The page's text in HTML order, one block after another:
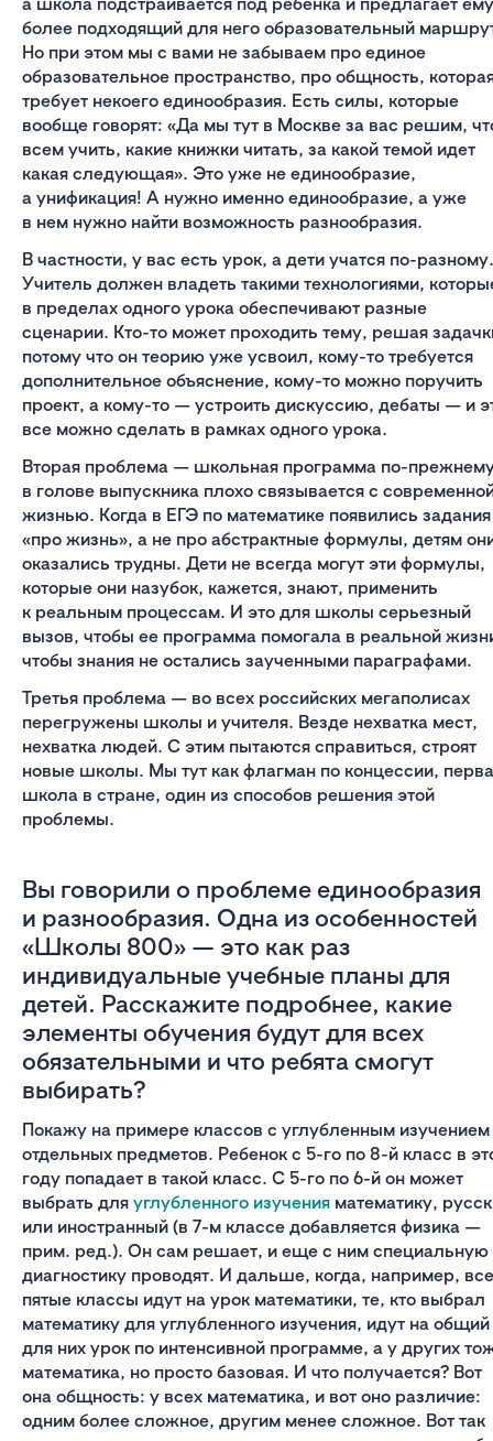
более подходящий для него образовательный
Но при этом мы с вами не забываем про единое
образовательное пространство, про общность,
требует некоего единообразия. Есть силы, которые
вообще говорят: «Да мы тут в Москве за вас решим,
всем учить, какие книжки читать, за какой темой идет
какая следующая». Это уже не единообразие,
а унификация! А нужно именно единообразие, а уже
в нем нужно найти возможность разнообразия.
В частности, у вас есть урок, а дети учатся по-разному.
Учитель должен владеть такими технологиями,
в пределах одного урока обеспечивают разные
сценарии. Кто-то может проходить тему, решая
потому что он теорию уже усвоил, кому-то требуется
дополнительное объяснение, кому-то можно поручить
проект, а кому-то — устроить дискуссию, дебаты — и
все можно сделать в рамках одного урока.
Вторая проблема — школьная программа по-
в голове выпускника плохо связывается с
жизнью. Когда в ЕГЭ по математике появились задания
«про жизнь», а не про абстрактные формулы, детям
оказались трудны. Дети не всегда могут эти формулы,
которые они назубок, кажется, знают, применить
к реальным процессам. И это для школы серьезный
вызов, чтобы ее программа помогала в реальной
чтобы знания не остались заученными параграфами.
Третья проблема — во всех российских мегаполисах
перегружены школы и учителя. Везде нехватка мест,
нехватка людей. С этим пытаются справиться, строят
новые школы. Мы тут как флагман по концессии,
школа в стране, один из способов решения этой
проблемы.
Вы говорили о проблеме единообразия
и разнообразия. Одна из особенностей
«Школы 800» — это как раз
индивидуальные учебные планы для
детей. Расскажите подробнее, какие
элементы обучения будут для всех
обязательными и что ребята смогут
выбирать?
Покажу на примере классов с углубленным изучением
отдельных предметов. Ребенок с 5-го по 8-й класс в
году попадает в такой класс. С 5-го по 6-й он может
выбрать для углубленного изучения математику,
или иностранный (в 7-м классе добавляется физика —
прим. ред.). Он сам решает, и еще с ним специальную
диагностику проводят. И дальше, когда, например, все
пятые классы идут на урок математики, те, кто выбрал
математику для углубленного изучения, идут на общий
для них урок по интенсивной программе, а у других
математика, но просто базовая. И что получается? Вот
она общность: у всех математика, и вот оно различие:
одним более сложное, другим менее сложное. Вот так